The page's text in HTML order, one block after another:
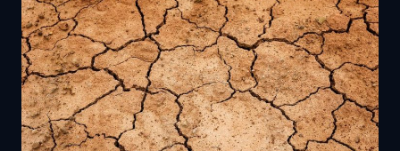
Siccità, allarme nel 60% del territorio
italiano. Costi per l’irrigazione alle stelle